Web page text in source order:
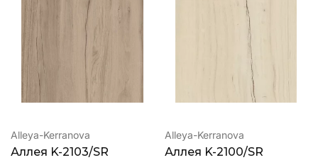
Alleya-Kerranova
Аллея K-2103/SR
Alleya-Kerranova
Аллея K-2100/SR